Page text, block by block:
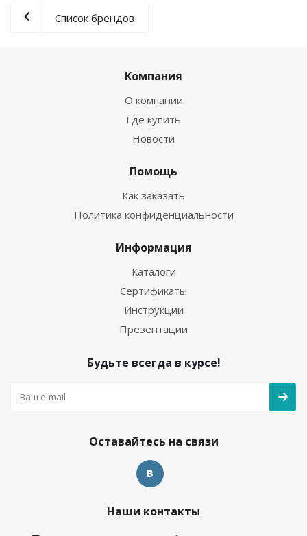
Список брендов
Компания
О компании
Где купить
Новости
Помощь
Как заказать
Политика конфиденциальности
Информация
Каталоги
Сертификаты
Инструкции
Презентации
Будьте всегда в курсе!
Оставайтесь на связи
Наши контакты